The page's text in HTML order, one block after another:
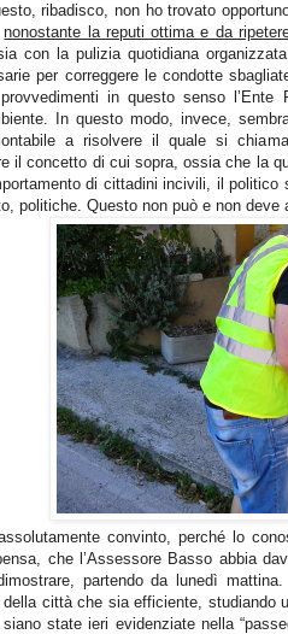
ribadisco, non ho trovato
nonostante la reputi ottima e da
con la pulizia quotidiana
per correggere le condotte
in questo senso l’Ente
In questo modo, invece,
a risolvere il quale si
il concetto di cui sopra, ossia che la
di cittadini incivili, il politico
politiche. Questo non può e non deve
convinto, perché lo
che l’Assessore Basso abbia
partendo da lunedì
della città che sia efficiente, studiando
state ieri evidenziate nella